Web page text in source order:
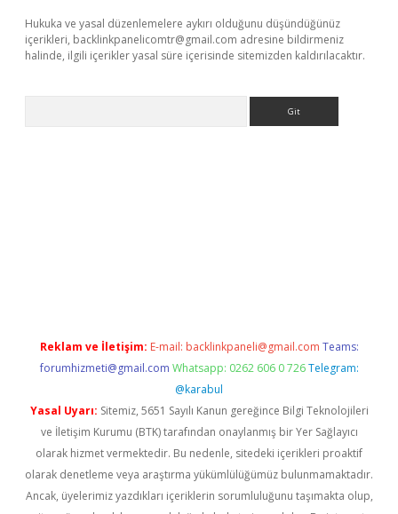
Hukuka ve yasal düzenlemelere aykırı olduğunu düşündüğünüz
içerikleri, backlinkpanelicomtr@gmail.com adresine bildirmeniz
halinde, ilgili içerikler yasal süre içerisinde sitemizden kaldırılacaktır.
Reklam ve İletişim: E-mail: backlinkpaneli@gmail.com Teams:
forumhizmeti@gmail.com Whatsapp: 0262 606 0 726 Telegram:
@karabul
Yasal Uyarı: Sitemiz, 5651 Sayılı Kanun gereğince Bilgi Teknolojileri
ve İletişim Kurumu (BTK) tarafından onaylanmış bir Yer Sağlayıcı
olarak hizmet vermektedir. Bu nedenle, sitedeki içerikleri proaktif
olarak denetleme veya araştırma yükümlülüğümüz bulunmamaktadır.
Ancak, üyelerimiz yazdıkları içeriklerin sorumluluğunu taşımakta olup,